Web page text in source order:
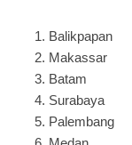
Balikpapan
Makassar
Batam
Surabaya
Palembang